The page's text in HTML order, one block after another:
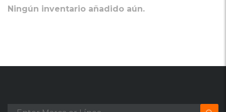
Ningún inventario añadido aún.